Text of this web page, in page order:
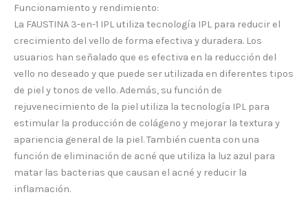
Funcionamiento y rendimiento:
La FAUSTINA 3-en-1 IPL utiliza tecnología IPL para reducir el
crecimiento del vello de forma efectiva y duradera. Los
usuarios han señalado que es efectiva en la reducción del
vello no deseado y que puede ser utilizada en diferentes tipos
de piel y tonos de vello. Además, su función de
rejuvenecimiento de la piel utiliza la tecnología IPL para
estimular la producción de colágeno y mejorar la textura y
apariencia general de la piel. También cuenta con una
función de eliminación de acné que utiliza la luz azul para
matar las bacterias que causan el acné y reducir la
inflamación.